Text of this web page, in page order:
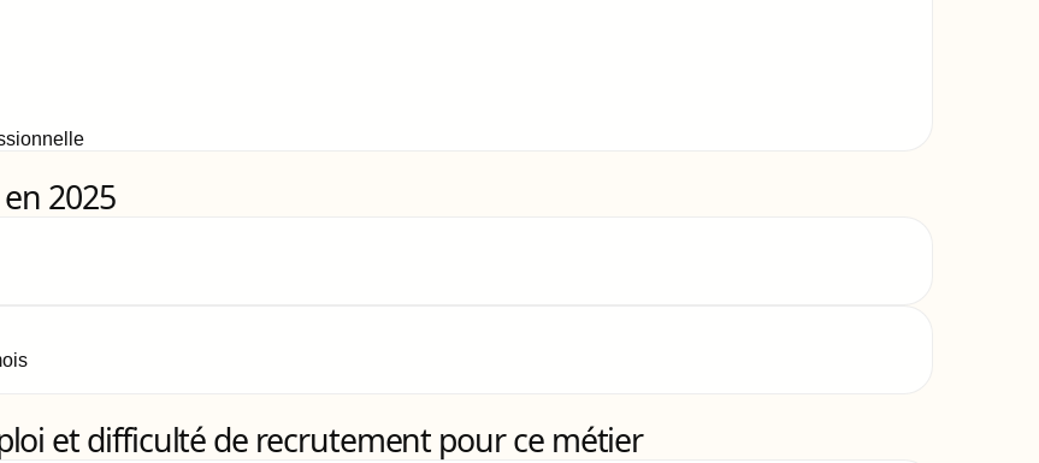
2025
et difficulté de recrutement pour ce métier